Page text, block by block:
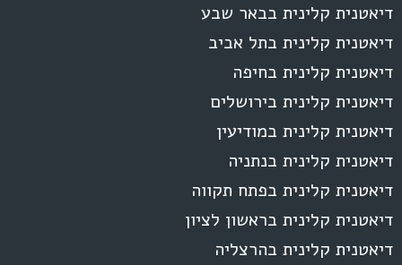
דיאטנית קלינית בבאר שבע
דיאטנית קלינית בתל אביב
דיאטנית קלינית בחיפה
דיאטנית קלינית בירושלים
דיאטנית קלינית במודיעין
דיאטנית קלינית בנתניה
דיאטנית קלינית בפתח תקווה
דיאטנית קלינית בראשון לציון
דיאטנית קלינית בהרצליה